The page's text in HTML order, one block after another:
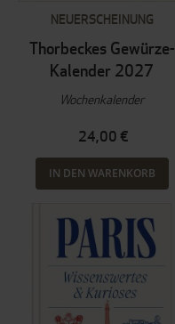
NEUERSCHEINUNG
Thorbeckes Gewürze-
Kalender 2027
Wochenkalender
24,00 €
IN DEN WARENKORB